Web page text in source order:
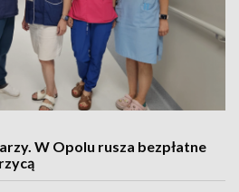
W Opolu rusza bezpłatne